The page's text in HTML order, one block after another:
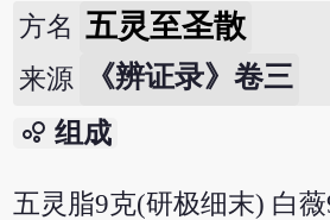
方名 五灵至圣散
来源 《辨证录》卷三
bubble_chart 组成
五灵脂9克(研极细末) 白